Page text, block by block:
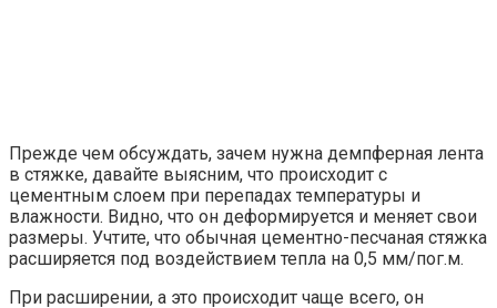
Прежде чем обсуждать, зачем нужна демпферная лента
в стяжке, давайте выясним, что происходит с
цементным слоем при перепадах температуры и
влажности. Видно, что он деформируется и меняет свои
размеры. Учтите, что обычная цементно-песчаная стяжка
расширяется под воздействием тепла на 0,5 мм/пог.м.
При расширении, а это происходит чаще всего, он